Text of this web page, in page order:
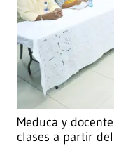
Meduca y
clases a partir